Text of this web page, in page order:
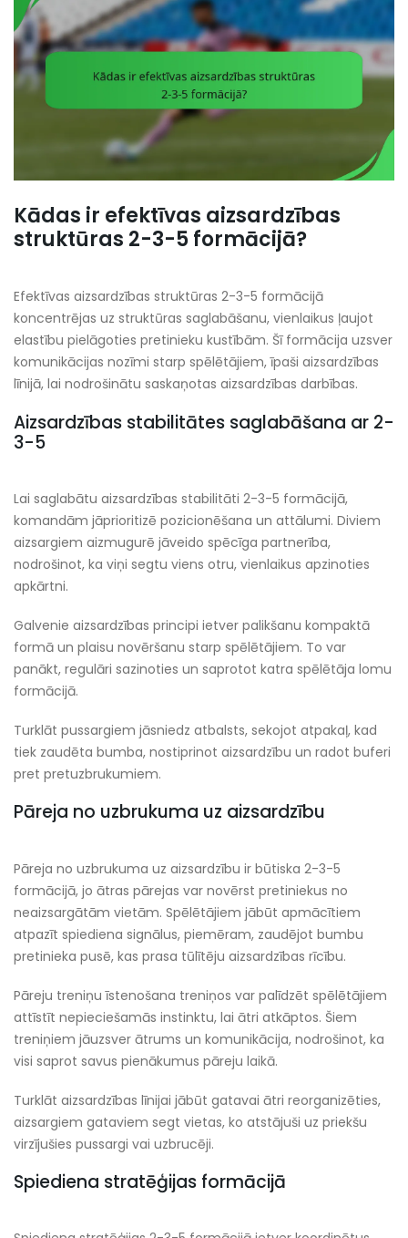
Kādas ir efektīvas aizsardzības
struktūras 2-3-5 formācijā?
Efektīvas aizsardzības struktūras 2-3-5 formācijā
koncentrējas uz struktūras saglabāšanu, vienlaikus ļaujot
elastību pielāgoties pretinieku kustībām. Šī formācija uzsver
komunikācijas nozīmi starp spēlētājiem, īpaši aizsardzības
līnijā, lai nodrošinātu saskaņotas aizsardzības darbības.
Aizsardzības stabilitātes saglabāšana ar 2-
3-5
Lai saglabātu aizsardzības stabilitāti 2-3-5 formācijā,
komandām jāprioritizē pozicionēšana un attālumi. Diviem
aizsargiem aizmugurē jāveido spēcīga partnerība,
nodrošinot, ka viņi segtu viens otru, vienlaikus apzinoties
apkārtni.
Galvenie aizsardzības principi ietver palikšanu kompaktā
formā un plaisu novēršanu starp spēlētājiem. To var
panākt, regulāri sazinoties un saprotot katra spēlētāja lomu
formācijā.
Turklāt pussargiem jāsniedz atbalsts, sekojot atpakaļ, kad
tiek zaudēta bumba, nostiprinot aizsardzību un radot buferi
pret pretuzbrukumiem.
Pāreja no uzbrukuma uz aizsardzību
Pāreja no uzbrukuma uz aizsardzību ir būtiska 2-3-5
formācijā, jo ātras pārejas var novērst pretiniekus no
neaizsargātām vietām. Spēlētājiem jābūt apmācītiem
atpazīt spiediena signālus, piemēram, zaudējot bumbu
pretinieka pusē, kas prasa tūlītēju aizsardzības rīcību.
Pāreju treniņu īstenošana treniņos var palīdzēt spēlētājiem
attīstīt nepieciešamās instinktu, lai ātri atkāptos. Šiem
treniņiem jāuzsver ātrums un komunikācija, nodrošinot, ka
visi saprot savus pienākumus pāreju laikā.
Turklāt aizsardzības līnijai jābūt gatavai ātri reorganizēties,
aizsargiem gataviem segt vietas, ko atstājuši uz priekšu
virzījušies pussargi vai uzbrucēji.
Spiediena stratēģijas formācijā